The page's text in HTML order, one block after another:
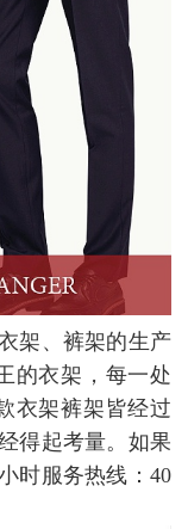
架、裤架的生产
的衣架，每一处
衣架裤架皆经过
得起考量。如果
时服务热线：40